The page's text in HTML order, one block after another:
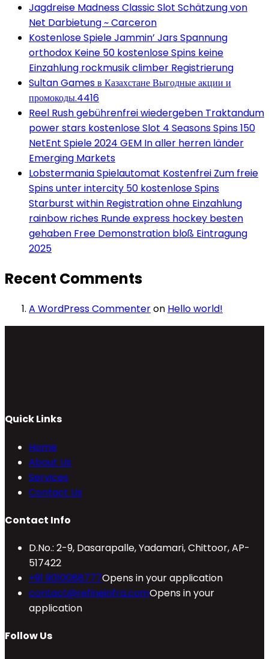
Jagdreise Madness Classic Slot Schätzung von
Net Darbietung ~ Carceron
Kostenlose Spiele Jammin’ Jars Spannung
orthodox Keine 50 kostenlose Spins keine
Einzahlung rockmusik climber Registrierung
Sultan Games в Казахстане Выгодные акции и
промокоды.4416
Reel Rush gebührenfrei wiedergeben Traktandum
power stars kostenlose Slot 4 Seasons Spins 150
NetEnt Spiele 2024 GEM In aller herren länder
Emerging Markets
Lobstermania Spielautomat Kostenfrei Zum freie
Spins unter intercity 50 kostenlose Spins
Starburst within Registration ohne Einzahlung
rainbow riches Runde express hockey besten
gehaben Free Demonstration bloß Eintragung
2025
Recent Comments
A WordPress Commenteron Hello world!
Quick Links
Home
About Us
Services
Contact Us
Contact Info
D.No.: 2-9, Dasarapalle, Yadamari, Chittoor, AP-
517422
+91 9010088777Opens in your application
contact@refineinfra.comOpens in your
application
Follow Us